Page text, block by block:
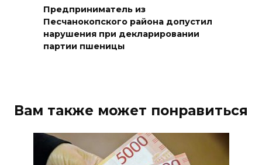
Донской колледж закупил
комплексы БПЛА для
обучения пилотированию
до +40 °C
09 августа 2026 10:31
Предприниматель из
Песчанокопского района допустил
нарушения при декларировании
партии пшеницы
Вам также может понравиться